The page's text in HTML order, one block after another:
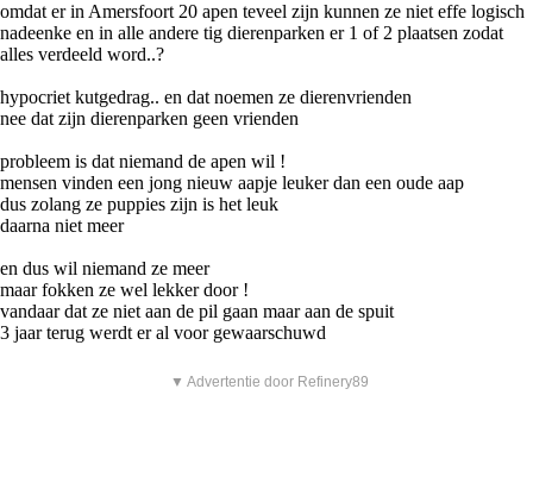
omdat er in Amersfoort 20 apen teveel zijn kunnen ze niet effe logisch
nadeenke en in alle andere tig dierenparken er 1 of 2 plaatsen zodat
alles verdeeld word..?
hypocriet kutgedrag.. en dat noemen ze dierenvrienden
nee dat zijn dierenparken geen vrienden
probleem is dat niemand de apen wil !
mensen vinden een jong nieuw aapje leuker dan een oude aap
dus zolang ze puppies zijn is het leuk
daarna niet meer
en dus wil niemand ze meer
maar fokken ze wel lekker door !
vandaar dat ze niet aan de pil gaan maar aan de spuit
3 jaar terug werdt er al voor gewaarschuwd
▼ Advertentie door Refinery89